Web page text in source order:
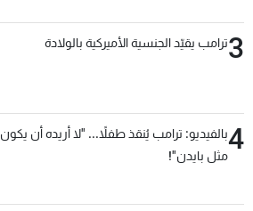
3ترامب يقيّد الجنسية الأميركية بالولادة
4بالفيديو: ترامب يُنقذ طفلاً... "لا أريده أن يكون
مثل بايدن"!